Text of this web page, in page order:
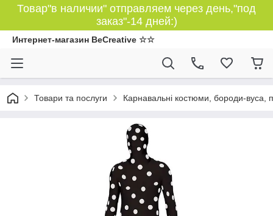
Товар"в наличии" отправляем через день,"под
заказ"-14 дней:)
Интернет-магазин BeCreative ☆☆
Товари та послуги Карнавальні костюми, бороди-вуса,